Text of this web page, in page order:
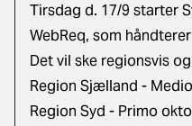
Tirsdag d. 17/9 starter
WebReq, som
Det vil ske regionsvis
Region Sjælland -
Region Syd - Primo